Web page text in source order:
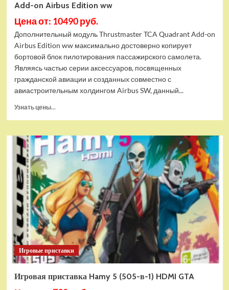
Add-on Airbus Edition ww
Цена от: 10490 руб.
Дополнительный модуль Thrustmaster TCA Quadrant Add-on
Airbus Edition ww максимально достоверно копирует
бортовой блок пилотирования пассажирского самолета.
Являясь частью серии аксессуаров, посвященных
гражданской авиации и созданных совместно с
авиастроительным холдингом Airbus SW, данный...
Узнать цены...
Дополнительный
модуль
Thrustmaster
Quadrant
Add-
on
Airbus
Edition
ww
Игровые приставки
Игровая приставка Hamy 5 (505-в-1) HDMI GTA